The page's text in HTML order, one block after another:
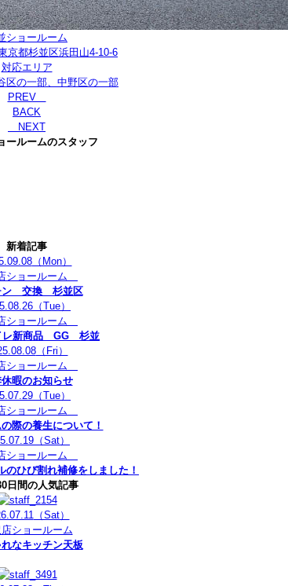
ショールーム
京都杉並区浜田山4-10-6
対応エリア
区の一部、中野区の一部
PREV
BACK
NEXT
ールームのスタッフ
新着記事
（Mon）
ショールーム
ン 交換 杉並区
（Tue）
ショールーム
レ新商品 GG 杉並
（Fri）
ショールーム
暇のお知らせ
（Tue）
ショールーム
際の養生について！
（Sat）
ショールーム
のひび割れ補修をしました！
日間の人気記事
（Sat）
ショールーム
なキッチン天板